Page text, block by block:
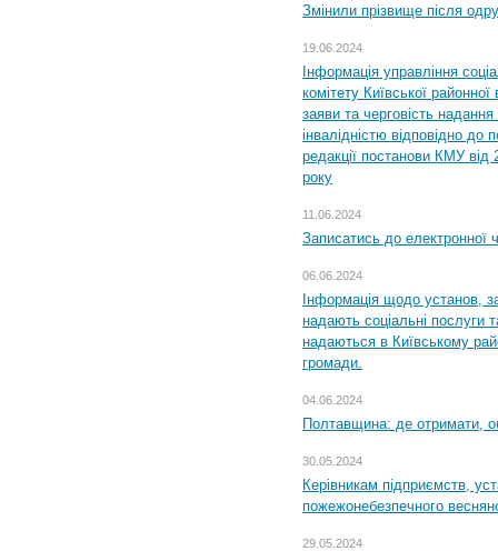
Змінили прізвище після
19.06.2024
Інформація управління
комітету Київської
заяви та черговість надання
інвалідністю відповідно
редакції постанови КМУ
року
11.06.2024
Записатись до електронної
06.06.2024
Інформація щодо установ,
надають соціальні послуги
надаються в Київському
громади.
04.06.2024
Полтавщина: де отримати,
30.05.2024
Керівникам підприємств,
пожежонебезпечного
29.05.2024